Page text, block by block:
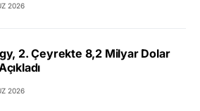
2026
2. Çeyrekte 8,2 Milyar Dolar
2026